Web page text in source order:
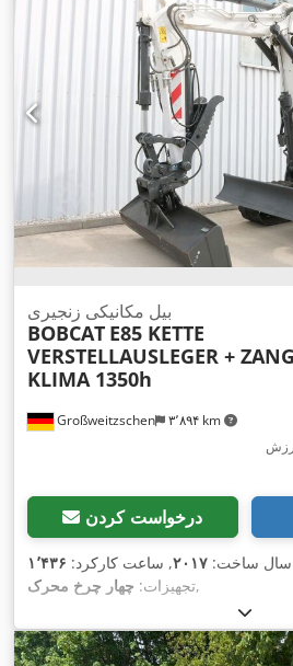
Großweitzschen ۳٬۸۹۴ km
بیل مکانیکی زنجیری
BOBCAT E85 KETTE
VERSTELLAUSLEGER +
KLIMA 1350h
درخواست کردن
ساخت: ۲۰۱۷, ساعت کارکرد:
تجهیزات: چهار چرخ محرک ,